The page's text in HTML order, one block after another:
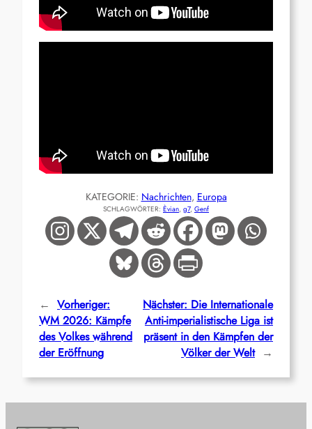
KATEGORIE: Nachrichten, Europa
SCHLAGWÖRTER: Èvian, g7, Genf
← Vorheriger:
WM 2026: Kämpfe
des Volkes während
der Eröffnung
Nächster: Die Internationale
Anti-imperialistische Liga ist
präsent in den Kämpfen der
Völker der Welt →